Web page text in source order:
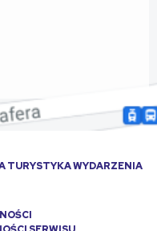
TURYSTYKA WYDARZENIA